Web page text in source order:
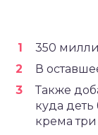
350
В
Также
куда деть
крема